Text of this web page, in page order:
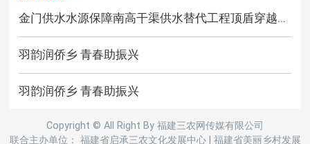
金门供水水源保障南高干渠供水替代工程顶盾穿越...
羽韵润侨乡 青春助振兴
羽韵润侨乡 青春助振兴
Copyright © All Right By 福建三农网传媒有限公司
联合主办单位： 福建省启承三农文化发展中心
福建省美丽乡村发展